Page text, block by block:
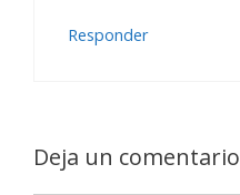
Responder
Deja un comentario